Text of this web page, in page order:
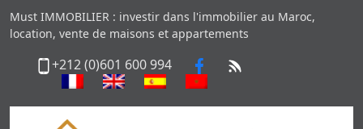
Must IMMOBILIER : investir dans l'immobilier au Maroc,
location, vente de maisons et appartements
+212 (0)601 600 994